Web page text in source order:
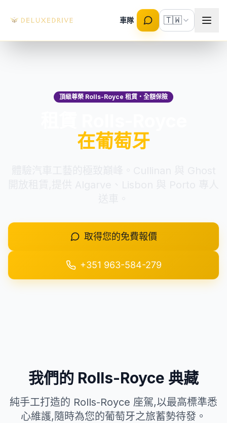
車隊 🇹🇼
+351 963-584-279
取得報價
頂級尊榮 Rolls-Royce 租賃・全額保險
在葡萄牙
取得您的免費報價
+351 963-584-279
我們的 Rolls-Royce 典藏
純手工打造的 Rolls-Royce 座駕,以最高標準悉
心維護,隨時為您的葡萄牙之旅蓄勢待發。